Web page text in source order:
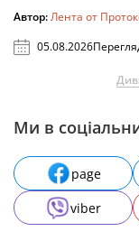
Автор:Лента от
05.08.2026
Ми в
page
viber